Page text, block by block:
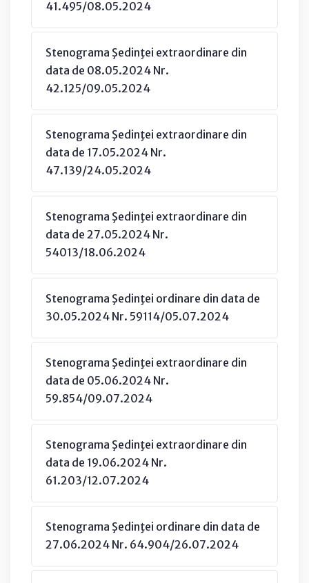
41.495/08.05.2024
Stenograma Şedinţei extraordinare din
data de 08.05.2024 Nr.
42.125/09.05.2024
Stenograma Şedinţei extraordinare din
data de 17.05.2024 Nr.
47.139/24.05.2024
Stenograma Şedinţei extraordinare din
data de 27.05.2024 Nr.
54013/18.06.2024
Stenograma Şedinţei ordinare din data de
30.05.2024 Nr. 59114/05.07.2024
Stenograma Şedinţei extraordinare din
data de 05.06.2024 Nr.
59.854/09.07.2024
Stenograma Şedinţei extraordinare din
data de 19.06.2024 Nr.
61.203/12.07.2024
Stenograma Şedinţei ordinare din data de
27.06.2024 Nr. 64.904/26.07.2024